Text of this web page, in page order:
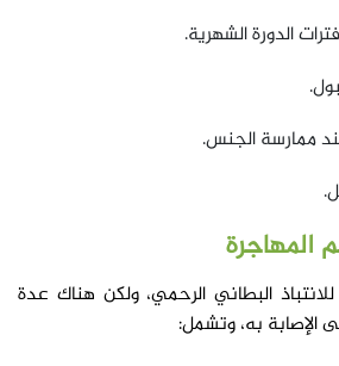
الدورة الشهرية.
ممارسة الجنس.
المهاجرة
البطاني الرحمي،ولكن هناك عدة
الإصابة به، وتشمل: